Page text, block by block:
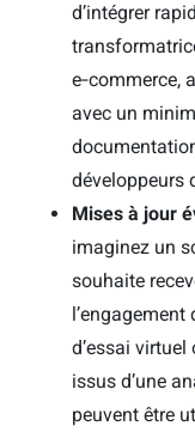
d’intégrer
e‑commerce,
avec un
développeurs
Mises à jour
imaginez un
souhaite
l’engagement
d’essai
issus d’une
peuvent être